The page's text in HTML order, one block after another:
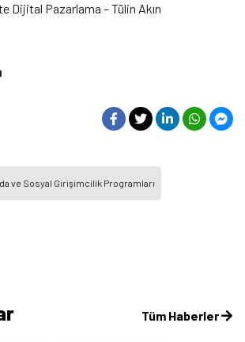
Dijital Pazarlama – Tülin Akın
ve Sosyal Girişimcilik Programları
Tüm Haberler